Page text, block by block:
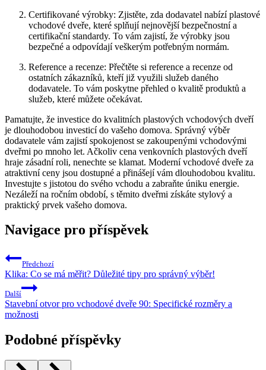
Certifikované výrobky: Zjistěte, zda dodavatel nabízí plastové
vchodové dveře, které splňují nejnovější bezpečnostní a
certifikační standardy. To vám zajistí, že výrobky jsou
bezpečné a odpovídají veškerým potřebným normám.
Reference a recenze: Přečtěte si reference a recenze od
ostatních zákazníků, kteří již využili služeb daného
dodavatele. To vám poskytne přehled o kvalitě produktů a
služeb, které můžete očekávat.
Pamatujte, že investice do kvalitních plastových vchodových dveří
je dlouhodobou investicí do vašeho domova. Správný výběr
dodavatele vám zajistí spokojenost se zakoupenými vchodovými
dveřmi po mnoho let. Ačkoliv cena venkovních plastových dveří
hraje zásadní roli, nenechte se klamat. Moderní vchodové dveře za
atraktivní ceny jsou dostupné a přinášejí vám dlouhodobou kvalitu.
Investujte s jistotou do svého vchodu a zabraňte úniku energie.
Nezáleží na ročním období, s těmito dveřmi získáte stylový a
praktický prvek vašeho domova.
Navigace pro příspěvek
Předchozí
Klika: Co se má měřit? Důležité tipy pro správný výběr!
Další
Stavební otvor pro vchodové dveře 90: Specifické rozměry a
možnosti
Podobné příspěvky